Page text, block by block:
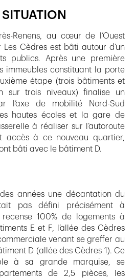
Renens, au cœur de l’Ouest
Les Cèdres est bâti autour d’un
publics. Après une première
immeubles constituant la porte
étape (trois bâtiments et
sur trois niveaux) finalise un
l’axe de mobilité Nord-Sud
hautes écoles et la gare de
à réaliser sur l’autoroute
accès à ce nouveau quartier,
bâti avec le bâtiment D.
années une décantation du
pas défini précisément à
recense 100% de logements à
E et F, l’allée des Cèdres
venant se greffer au
D (allée des Cèdres 1). Ce
à sa grande marquise, se
de 2,5 pièces, les